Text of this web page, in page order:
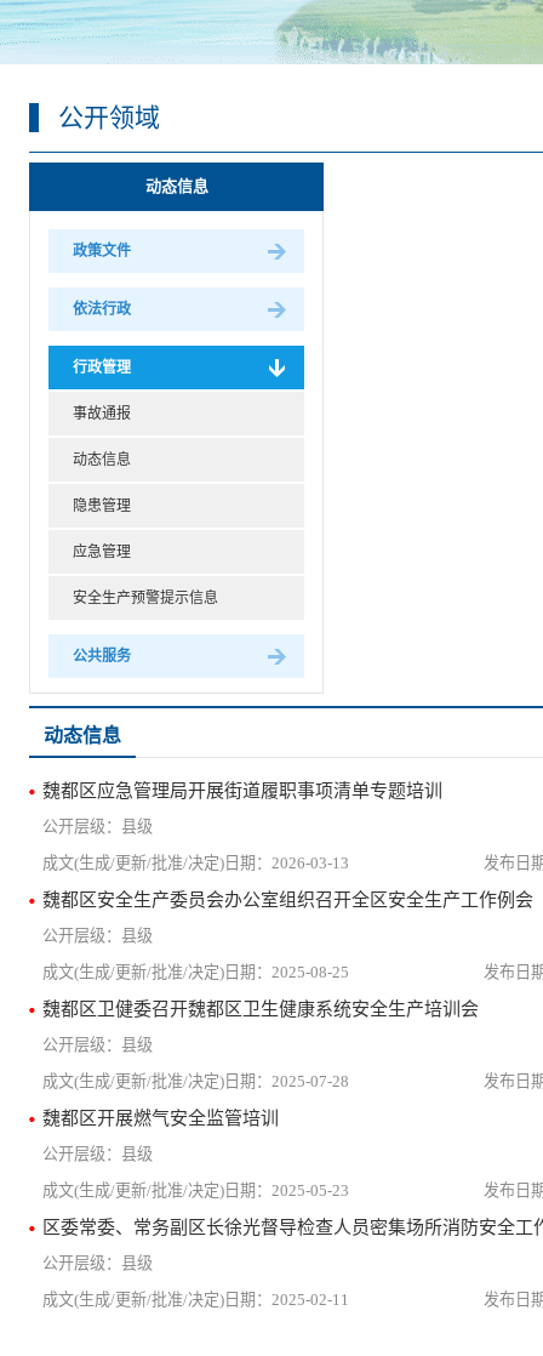
公开领域
动态信息
政策文件
依法行政
行政管理
事故通报
动态信息
隐患管理
应急管理
安全生产预警提示信息
公共服务
动态信息
魏都区应急管理局开展街道履职事项清单专题培训
县级
2026-03-13
魏都区安全生产委员会办公室组织召开全区安全生产工作例会
县级
2025-08-25
魏都区卫健委召开魏都区卫生健康系统安全生产培训会
县级
2025-07-28
魏都区开展燃气安全监管培训
县级
2025-05-23
区委常委、常务副区长徐光督导检查人员密集场所消防安全工
县级
2025-02-11